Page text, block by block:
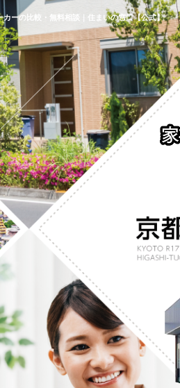
カーの比較・無料相談｜住まいの窓口【公式】